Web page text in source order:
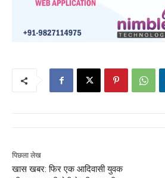
पिछला लेख
खास खबर: फिर एक आदिवासी युवक